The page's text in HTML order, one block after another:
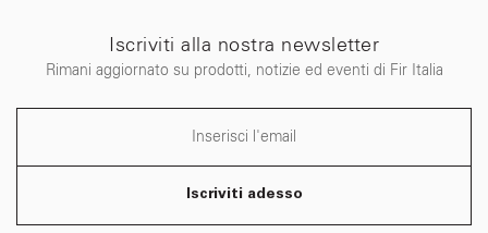
Iscriviti alla nostra newsletter
Rimani aggiornato su prodotti, notizie ed eventi di Fir Italia
Iscriviti adesso